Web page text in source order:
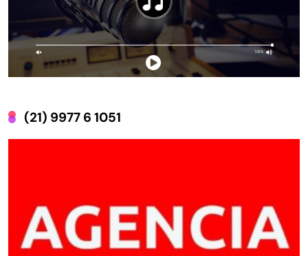
(21) 9977 6 1051